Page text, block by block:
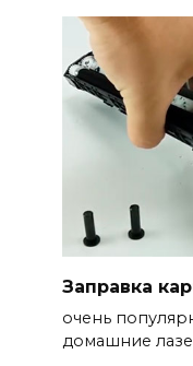
Заправка
очень
домашние